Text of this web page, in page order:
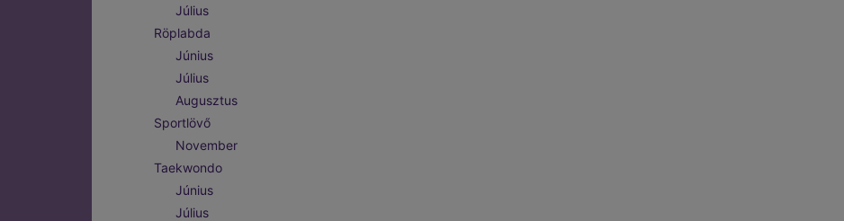
Július
Röplabda
Június
Július
Augusztus
Sportlövő
November
Taekwondo
Június
Július